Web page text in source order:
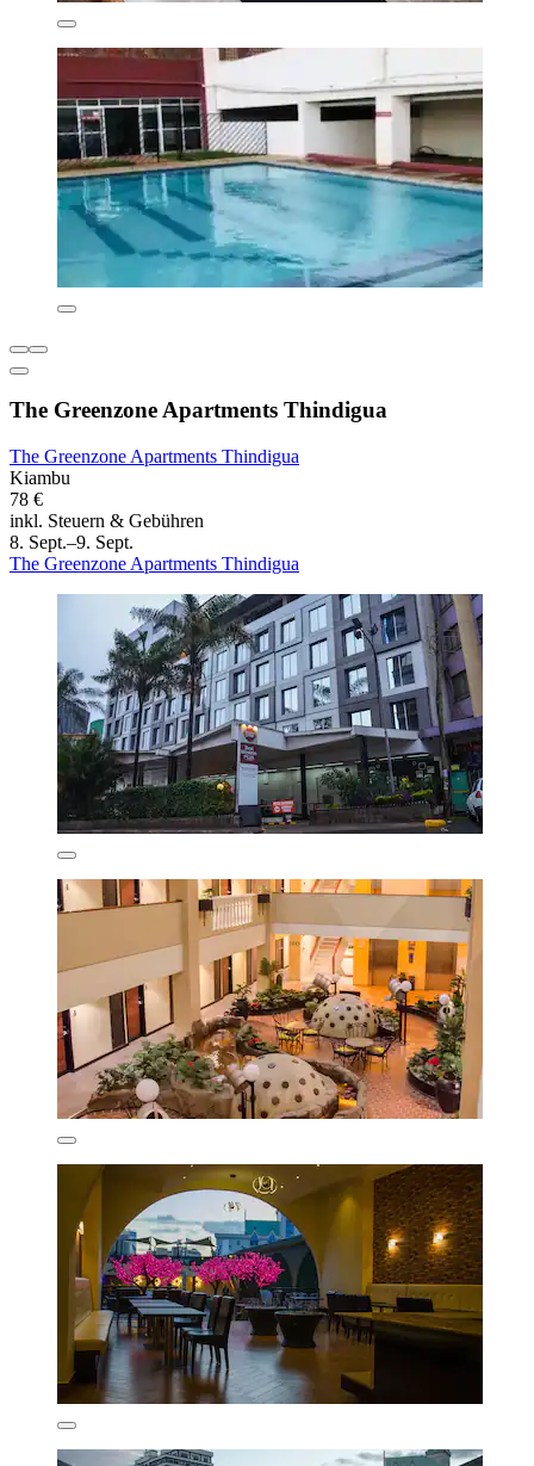
The Greenzone Apartments Thindigua
The Greenzone Apartments Thindigua
Kiambu
78 €
inkl. Steuern & Gebühren
8. Sept.–9. Sept.
The Greenzone Apartments Thindigua